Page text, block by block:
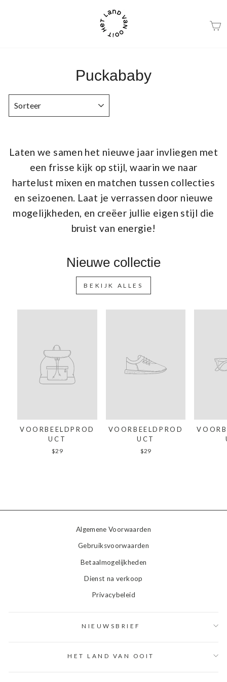
Puckababy
Laten we samen het nieuwe jaar invliegen met
een frisse kijk op stijl, waarin we naar
hartelust mixen en matchen tussen collecties
en seizoenen. Laat je verrassen door nieuwe
mogelijkheden, en creëer jullie eigen stijl die
bruist van energie!
Nieuwe collectie
BEKIJK ALLES
VOORBEELDPROD
UCT
$29
VOORBEELDPROD
UCT
$29
Algemene Voorwaarden
Gebruiksvoorwaarden
Betaalmogelijkheden
Dienst na verkoop
Privacybeleid
NIEUWSBRIEF
HET LAND VAN OOIT